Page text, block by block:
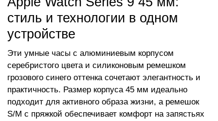
стиль и технологии в одном
устройстве
Эти умные часы с алюминиевым корпусом
серебристого цвета и силиконовым ремешком
грозового синего оттенка сочетают элегантность и
практичность. Размер корпуса 45 мм идеально
подходит для активного образа жизни, а ремешок
S/M с пряжкой обеспечивает комфорт на запястьях